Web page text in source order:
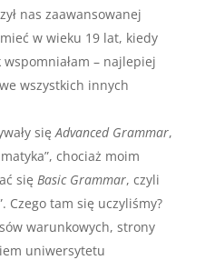
nas zaawansowanej
w wieku 19 lat, kiedy
– najlepiej
wszystkich innych
sięAdvanced Grammar,
chociaż moim
się Basic Grammar, czyli
Czego tam się uczyliśmy?
warunkowych, strony
uniwersytetu